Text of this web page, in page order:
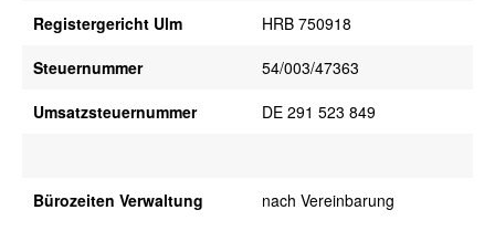
Registergericht Ulm
HRB 750918
Steuernummer
54/003/47363
Umsatzsteuernummer
DE 291 523 849
Bürozeiten Verwaltung nach Vereinbarung